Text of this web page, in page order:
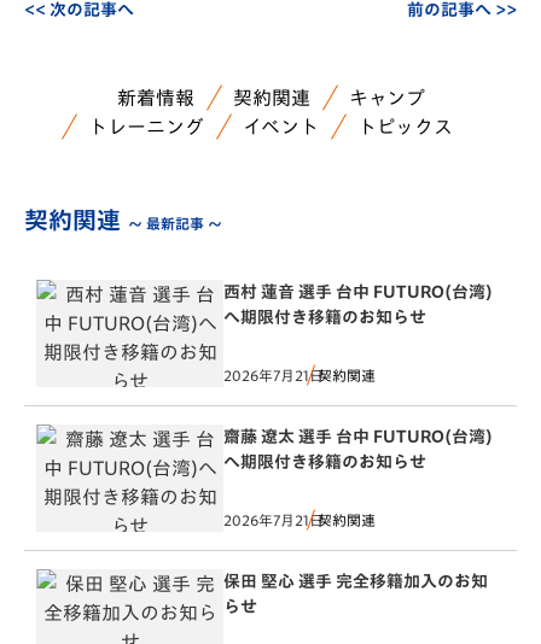
<< 次の記事へ 前の記事へ >>
新着情報 契約関連
キャンプ
トレーニング
イベント トピックス
契約関連 ～ 最新記事 ～
西村 蓮音 選手 台中 FUTURO(台湾)
へ期限付き移籍のお知らせ
2026年7月21日契約関連
齋藤 遼太 選手 台中 FUTURO(台湾)
へ期限付き移籍のお知らせ
2026年7月21日契約関連
保田 堅心 選手 完全移籍加入のお知
らせ